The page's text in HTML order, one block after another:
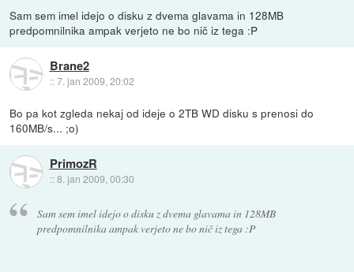
Sam sem imel idejo o disku z dvema glavama in 128MB
predpomnilnika ampak verjeto ne bo nič iz tega :P
Brane2
::7. jan 2009, 20:02
Bo pa kot zgleda nekaj od ideje o 2TB WD disku s prenosi do
160MB/s... ;o)
PrimozR
::8. jan 2009, 00:30
Sam sem imel idejo o disku z dvema glavama in 128MB
predpomnilnika ampak verjeto ne bo nič iz tega :P